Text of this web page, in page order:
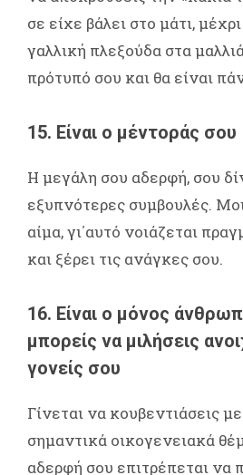
σε είχε βάλει στο μάτι,
γαλλική πλεξούδα στα
πρότυπό σου και θα είναι
15. Είναι ο μέντοράς σου
Η μεγάλη σου αδερφή, σου
εξυπνότερες συμβουλές.
αίμα, γι΄αυτό νοιάζεται
και ξέρει τις ανάγκες σου.
16. Είναι ο μόνος
μπορείς να μιλήσεις
γονείς σου
Γίνεται να κουβεντιάσεις
σημαντικά οικογενειακά
αδερφή σου επιτρέπεται να